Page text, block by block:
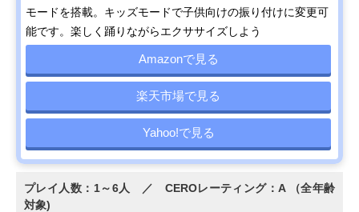
モードを搭載。キッズモードで子供向けの振り付けに変更可
能です。楽しく踊りながらエクササイズしよう
Amazonで見る
楽天市場で見る
Yahoo!で見る
プレイ人数：1～6人 ／ CEROレーティング：A （全年齢
対象)